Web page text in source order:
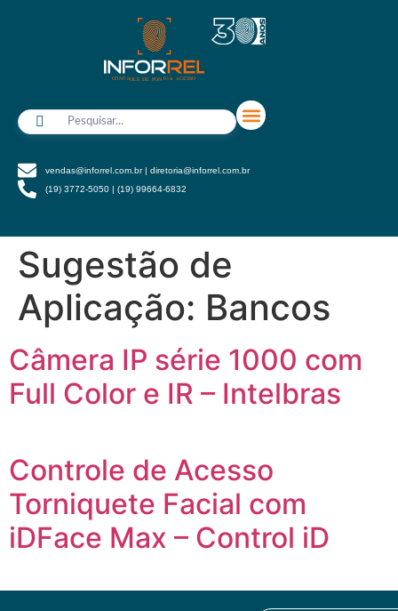
vendas@inforrel.com.br | diretoria@inforrel.com.br
(19) 3772-5050 | (19) 99664-6832
Sugestão de
Aplicação: Bancos
Câmera IP série 1000 com
Full Color e IR – Intelbras
Controle de Acesso
Torniquete Facial com
iDFace Max – Control iD